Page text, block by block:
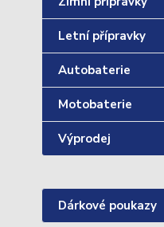
Letní přípravky
Autobaterie
Motobaterie
Výprodej
Dárkové poukazy